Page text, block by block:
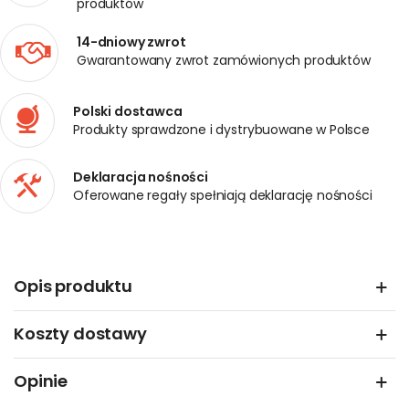
produktów
14-dniowy zwrot
Gwarantowany zwrot zamówionych produktów
Polski dostawca
Produkty sprawdzone i dystrybuowane w Polsce
Deklaracja nośności
Oferowane regały spełniają deklarację nośności
Opis produktu
Koszty dostawy
Opinie